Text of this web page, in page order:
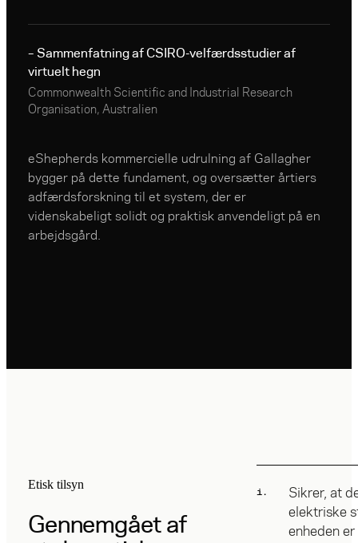
– Sammenfatning af CSIRO-velfærdsstudier af
virtuelt hegn
Commonwealth Scientific and Industrial Research
Organisation, Australien
eShepherds kommercielle udrulning af Gallagher
bygger på dette fundament, og oversætter årtiers
adfærdsforskning til et system, der er
videnskabeligt solidt og praktisk anvendeligt på en
arbejdsgård.
Etisk tilsyn
Gennemgået af
i.
Sikrer, at
elektriske
enheden